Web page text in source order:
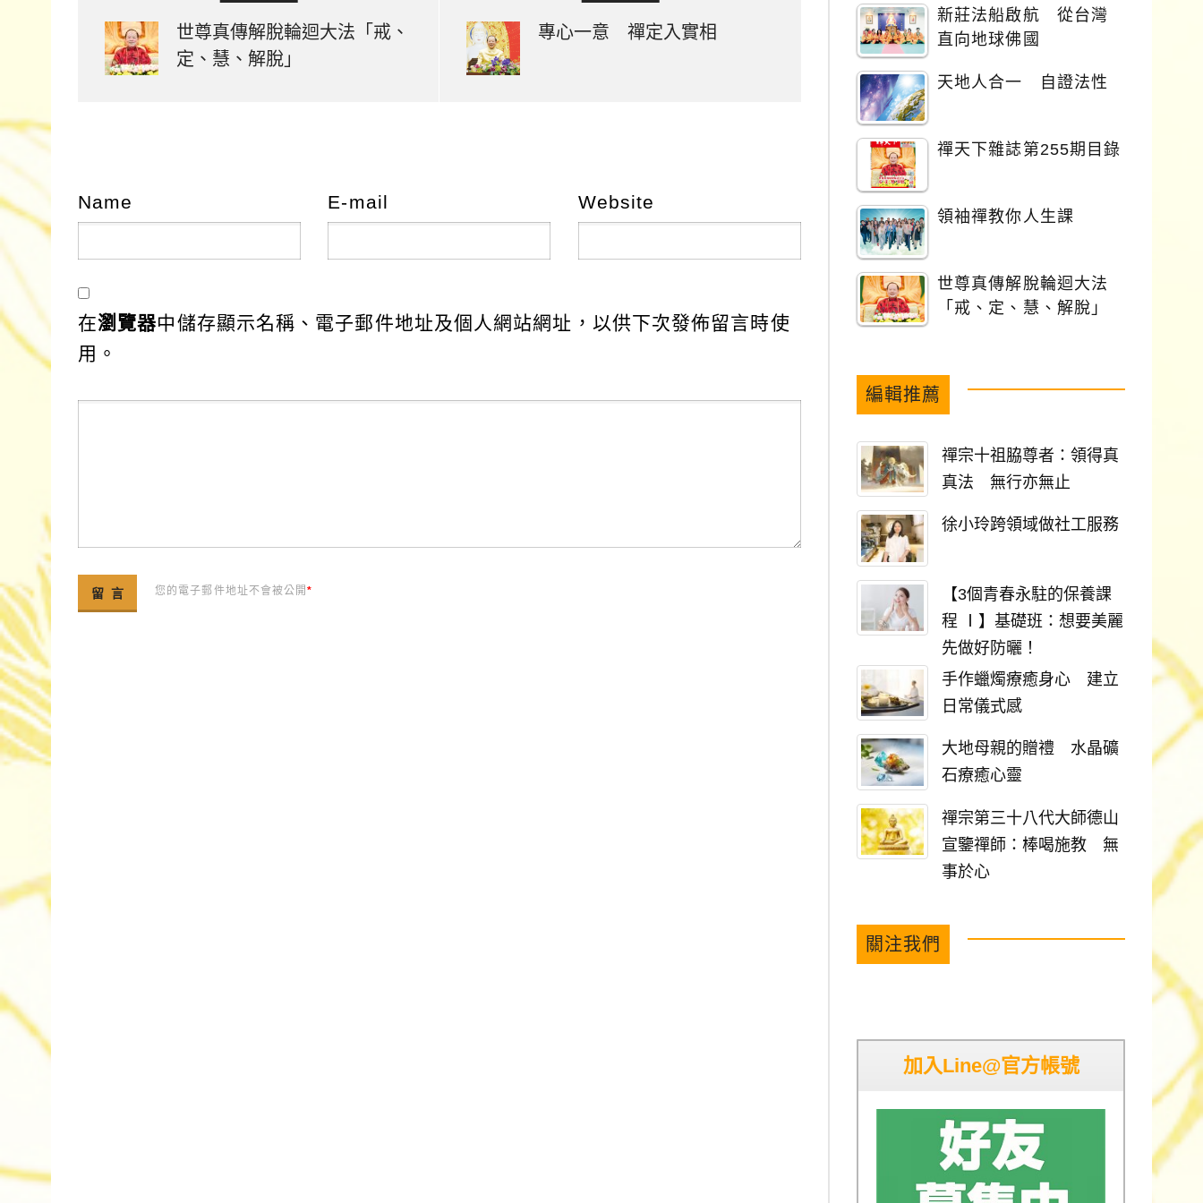
世尊真傳解脫輪迴大法「戒、
定、慧、解脫」
專心一意 禪定入實相
Name E-mail Website
在瀏覽器中儲存顯示名稱、電子郵件地址及個人網站網址，以供下次發佈留言時使
用。
您的電子郵件地址不會被公開*
新莊法船啟航 從台灣
直向地球佛國
天地人合一 自證法性
禪天下雜誌第255期目錄
領袖禪教你人生課
世尊真傳解脫輪迴大法
「戒、定、慧、解脫」
編輯推薦
禪宗十祖脇尊者：領得真
真法 無行亦無止
徐小玲跨領域做社工服務
【3個青春永駐的保養課
程 Ⅰ】基礎班：想要美麗
先做好防曬！
手作蠟燭療癒身心 建立
日常儀式感
大地母親的贈禮 水晶礦
石療癒心靈
禪宗第三十八代大師德山
宣鑒禪師：棒喝施教 無
事於心
關注我們
加入Line@官方帳號